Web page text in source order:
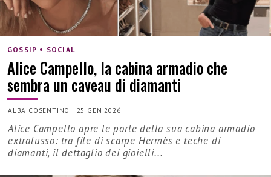
GOSSIP • SOCIAL
Alice Campello, la cabina armadio che
sembra un caveau di diamanti
ALBA COSENTINO | 25 GEN 2026
Alice Campello apre le porte della sua cabina armadio
extralusso: tra file di scarpe Hermès e teche di
diamanti, il dettaglio dei gioielli...